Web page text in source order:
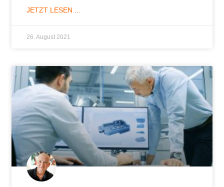
JETZT LESEN ...
26. August 2021